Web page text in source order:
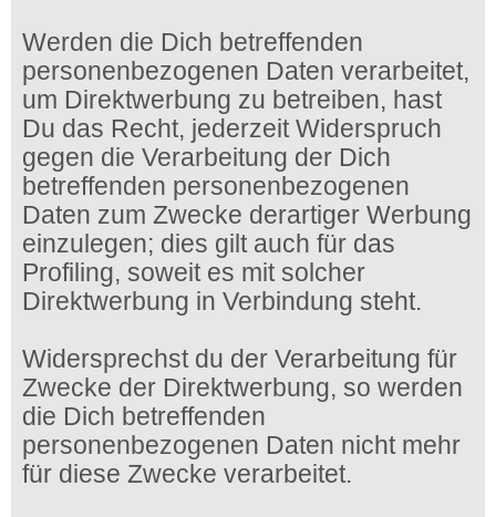
Werden die Dich betreffenden
personenbezogenen Daten verarbeitet,
um Direktwerbung zu betreiben, hast
Du das Recht, jederzeit Widerspruch
gegen die Verarbeitung der Dich
betreffenden personenbezogenen
Daten zum Zwecke derartiger Werbung
einzulegen; dies gilt auch für das
Profiling, soweit es mit solcher
Direktwerbung in Verbindung steht.
Widersprechst du der Verarbeitung für
Zwecke der Direktwerbung, so werden
die Dich betreffenden
personenbezogenen Daten nicht mehr
für diese Zwecke verarbeitet.